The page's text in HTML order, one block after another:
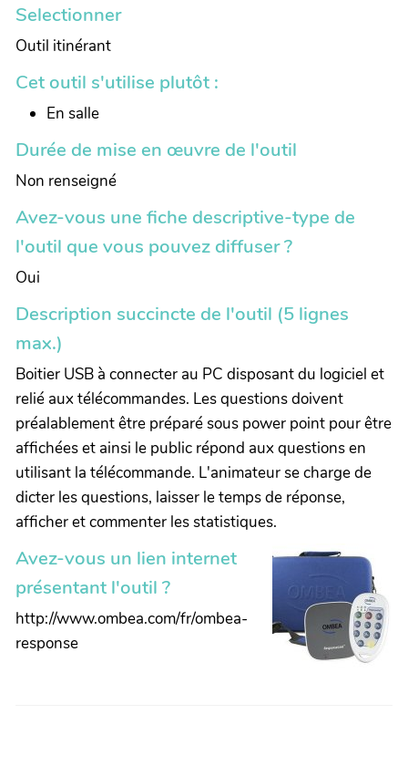
Selectionner
Outil itinérant
Cet outil s'utilise plutôt :
En salle
Durée de mise en œuvre de l'outil
Non renseigné
Avez-vous une fiche descriptive-type de
l'outil que vous pouvez diffuser ?
Oui
Description succincte de l'outil (5 lignes
max.)
Boitier USB à connecter au PC disposant du logiciel et
relié aux télécommandes. Les questions doivent
préalablement être préparé sous power point pour être
affichées et ainsi le public répond aux questions en
utilisant la télécommande. L'animateur se charge de
dicter les questions, laisser le temps de réponse,
afficher et commenter les statistiques.
Avez-vous un lien internet
présentant l'outil ?
http://www.ombea.com/fr/ombea-
response